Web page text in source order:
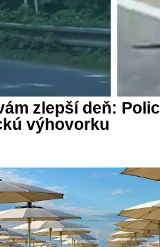
zlepší deň:
výhovorku